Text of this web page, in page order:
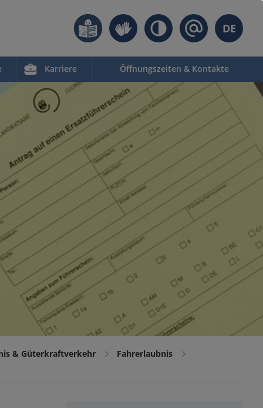
DE
Karriere Öffnungszeiten & Kontakte
& Güterkraftverkehr Fahrerlaubnis